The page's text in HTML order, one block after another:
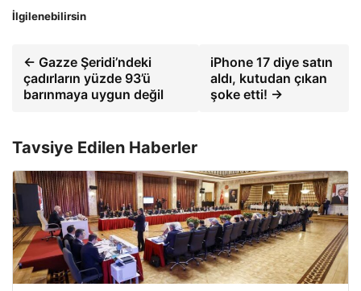
İlgilenebilirsin
← Gazze Şeridi’ndeki
çadırların yüzde 93’ü
barınmaya uygun değil
iPhone 17 diye satın
aldı, kutudan çıkan
şoke etti! →
Tavsiye Edilen Haberler